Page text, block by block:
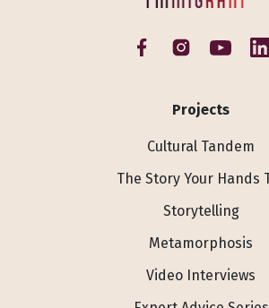
Projects
Cultural Tandem
The Story Your Hands
Storytelling
Metamorphosis
Video Interviews